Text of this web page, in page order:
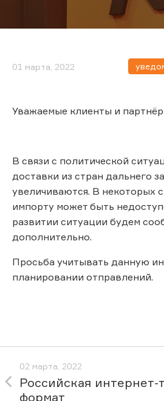
01 марта, 2022
Уважаемые клиенты и
В связи с политической
доставки из стран дальнего
увеличиваются. В некоторых
импорту может быть
развитии ситуации будем
дополнительно.
Просьба учитывать данную
планировании отправлений.
02 марта, 2022
Российская
формат